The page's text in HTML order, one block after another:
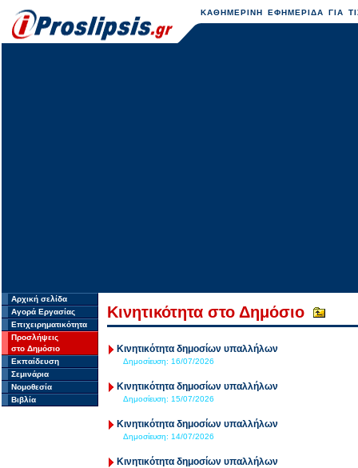
ΚΑΘΗΜΕΡΙΝΗ ΕΦΗΜΕΡΙΔΑ ΓΙΑ
Αρχική σελίδα
Αγορά Εργασίας
Επιχειρηματικότητα
Προσλήψεις
στο Δημόσιο
Εκπαίδευση
Σεμινάρια
Νομοθεσία
Βιβλία
Κινητικότητα στο Δημόσιο
Κινητικότητα δημοσίων υπαλλήλων
Δημοσίευση: 16/07/2026
Κινητικότητα δημοσίων υπαλλήλων
Δημοσίευση: 15/07/2026
Κινητικότητα δημοσίων υπαλλήλων
Δημοσίευση: 14/07/2026
Κινητικότητα δημοσίων υπαλλήλων